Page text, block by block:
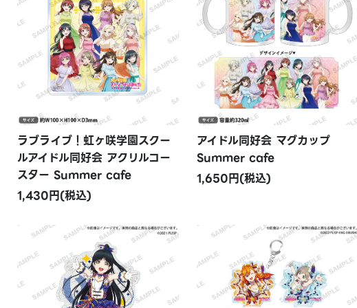
ラブライブ！虹ヶ咲学園スクー
ルアイドル同好会 アクリルコー
スター Summer cafe
1,430円(税込)
アイドル同好会 マグカップ
Summer cafe
1,650円(税込)